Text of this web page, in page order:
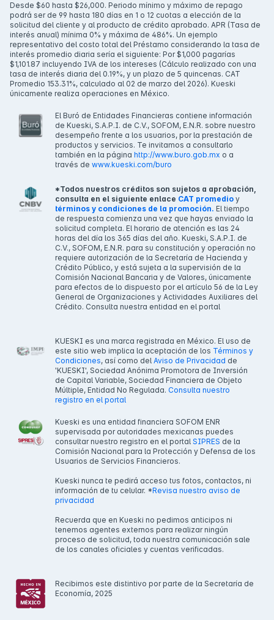
Desde $60 hasta $26,000. Periodo mínimo y máximo de repago
podrá ser de 99 hasta 180 días en 1 o 12 cuotas a elección de la
solicitud del cliente y al producto de crédito aprobado. APR (Tasa de
interés anual) mínima 0% y máxima de 486%. Un ejemplo
representativo del costo total del Préstamo considerando la tasa de
interés promedio diaria sería el siguiente: Por $1,000 pagarías
$1,101.87 incluyendo IVA de los intereses (Cálculo realizado con una
tasa de interés diaria del 0.19%, y un plazo de 5 quincenas. CAT
Promedio 153.31%, calculado al 02 de marzo del 2026). Kueski
únicamente realiza operaciones en México.
El Buró de Entidades Financieras contiene información
de Kueski, S.A.P.I. de C.V., SOFOM, E.N.R. sobre nuestro
desempeño frente a los usuarios, por la prestación de
productos y servicios. Te invitamos a consultarlo
también en la página http://www.buro.gob.mx o a
través de www.kueski.com/buro
*Todos nuestros créditos son sujetos a aprobación,
consulta en el siguiente enlace CAT promedio y
términos y condiciones de la promoción. El tiempo
de respuesta comienza una vez que hayas enviado la
solicitud completa. El horario de atención es las 24
horas del día los 365 días del año. Kueski, S.A.P.I. de
C.V., SOFOM, E.N.R. para su constitución y operación no
requiere autorización de la Secretaría de Hacienda y
Crédito Público, y está sujeta a la supervisión de la
Comisión Nacional Bancaria y de Valores, únicamente
para efectos de lo dispuesto por el artículo 56 de la Ley
General de Organizaciones y Actividades Auxiliares del
Crédito. Consulta nuestra entidad en el portal
KUESKI es una marca registrada en México. El uso de
este sitio web implica la aceptación de los Términos y
Condiciones, así como del Aviso de Privacidad de
'KUESKI', Sociedad Anónima Promotora de Inversión
de Capital Variable, Sociedad Financiera de Objeto
Múltiple, Entidad No Regulada. Consulta nuestro
registro en el portal
Kueski es una entidad financiera SOFOM ENR
supervisada por autoridades mexicanas puedes
consultar nuestro registro en el portal SIPRES de la
Comisión Nacional para la Protección y Defensa de los
Usuarios de Servicios Financieros.
Kueski nunca te pedirá acceso tus fotos, contactos, ni
información de tu celular. *Revisa nuestro aviso de
privacidad
Recuerda que en Kueski no pedimos anticipos ni
tenemos agentes externos para realizar ningún
proceso de solicitud, toda nuestra comunicación sale
de los canales oficiales y cuentas verificadas.
Recibimos este distintivo por parte de la Secretaría de
Economía, 2025